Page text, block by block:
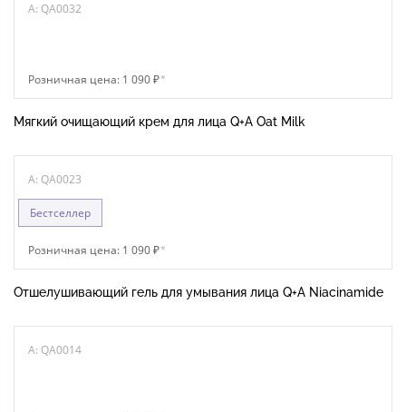
A: QA0032
Розничная цена: 1 090 ₽*
Мягкий очищающий крем для лица Q+A Oat Milk
A: QA0023
Бестселлер
Розничная цена: 1 090 ₽*
Отшелушивающий гель для умывания лица Q+A Niacinamide
A: QA0014